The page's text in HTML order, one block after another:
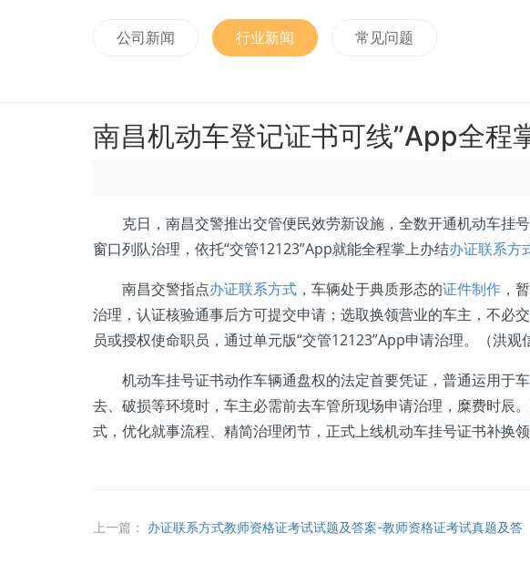
公司新闻 行业新闻 常见问题
南昌机动车登记证书可线”App全程
克日，南昌交警推出交管便民效劳新设施，全数开通机动车挂
窗口列队治理，依托“交管12123”App就能全程掌上办结办证联系方
南昌交警指点办证联系方式 ，车辆处于典质形态的证件制作 ，
治理，认证核验通事后方可提交申请；选取换领营业的车主，不必
员或授权使命职员，通过单元版“交管12123”App申请治理。（洪观
机动车挂号证书动作车辆通盘权的法定首要凭证，普通运用于
去、破损等环境时，车主必需前去车管所现场申请治理，糜费时辰
式，优化就事流程、精简治理闭节，正式上线机动车挂号证书补换
上一篇： 办证联系方式教师资格证考试试题及答案-教师资格证考试真题及答